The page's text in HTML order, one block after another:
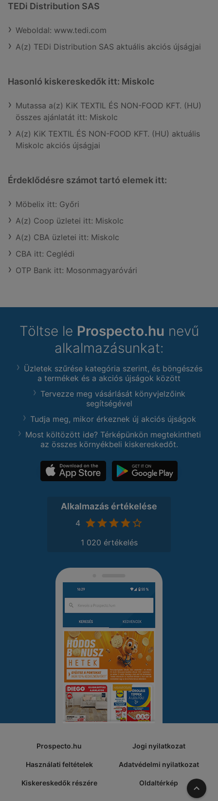
TEDi Distribution SAS
Weboldal: www.tedi.com
A(z) TEDi Distribution SAS aktuális akciós újságjai
Hasonló kiskereskedők itt: Miskolc
Mutassa a(z) KiK TEXTIL ÉS NON-FOOD KFT. (HU)
összes ajánlatát itt: Miskolc
A(z) KiK TEXTIL ÉS NON-FOOD KFT. (HU) aktuális
Miskolc akciós újságjai
Érdeklődésre számot tartó elemek itt:
Möbelix itt: Győri
A(z) Coop üzletei itt: Miskolc
A(z) CBA üzletei itt: Miskolc
CBA itt: Ceglédi
OTP Bank itt: Mosonmagyaróvári
Töltse le Prospecto.hu nevű
alkalmazásunkat:
Üzletek szűrése kategória szerint, és böngészés
a termékek és a akciós újságok között
Tervezze meg vásárlását könyvjelzőink
segítségével
Tudja meg, mikor érkeznek új akciós újságok
Most költözött ide? Térképünkön megtekintheti
az összes környékbeli kiskereskedőt.
Alkalmazás értékelése
4
1 020 értékelés
Prospecto.hu Jogi nyilatkozat
Használati feltételek Adatvédelmi nyilatkozat
Kiskereskedők részére Oldaltérkép A